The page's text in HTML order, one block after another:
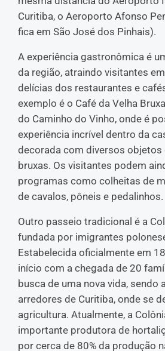
Curitiba, o Aeroporto Afonso
fica em São José dos Pinhais).
A experiência gastronômica é
da região, atraindo visitantes
delícias dos restaurantes e
exemplo é o Café da Velha
do Caminho do Vinho, onde é
experiência incrível dentro da
decorada com diversos objetos
bruxas. Os visitantes podem
programas como colheitas de
de cavalos, pôneis e pedalinhos.
Outro passeio tradicional é a
fundada por imigrantes
Estabelecida oficialmente em
início com a chegada de 20
busca de uma nova vida, sendo
arredores de Curitiba, onde se
agricultura. Atualmente, a
importante produtora de
por cerca de 80% da produção